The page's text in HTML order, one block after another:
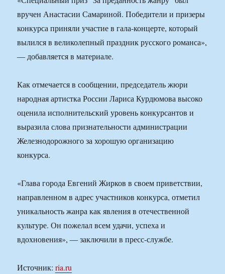
вручен Анастасии Самариной. Победители и призеры
конкурса приняли участие в гала-концерте, который
вылился в великолепный праздник русского романса»,
— добавляется в материале.
Как отмечается в сообщении, председатель жюри
народная артистка России Лариса Курдюмова высоко
оценила исполнительский уровень конкурсантов и
выразила слова признательности администрации
Железнодорожного за хорошую организацию
конкурса.
«Глава города Евгений Жирков в своем приветствии,
направленном в адрес участников конкурса, отметил
уникальность жанра как явления в отечественной
культуре. Он пожелал всем удачи, успеха и
вдохновения», — заключили в пресс-службе.
Источник:ria.ru